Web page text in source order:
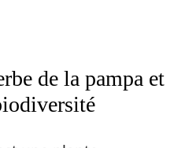
de la pampa et